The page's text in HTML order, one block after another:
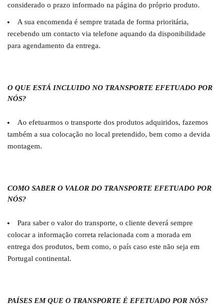
considerado o prazo informado na página do próprio produto.
A sua encomenda é sempre tratada de forma prioritária,
recebendo um contacto via telefone aquando da disponibilidade
para agendamento da entrega.
O QUE ESTÁ INCLUIDO NO TRANSPORTE EFETUADO POR
NÓS?
Ao efetuarmos o transporte dos produtos adquiridos, fazemos
também a sua colocação no local pretendido, bem como a devida
montagem.
COMO SABER O VALOR DO TRANSPORTE EFETUADO POR
NÓS?
Para saber o valor do transporte, o cliente deverá sempre
colocar a informação correta relacionada com a morada em
entrega dos produtos, bem como, o país caso este não seja em
Portugal continental.
PAÍSES EM QUE O TRANSPORTE É EFETUADO POR NÓS?